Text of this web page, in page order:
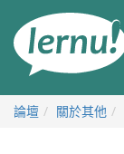
論壇 關於其他